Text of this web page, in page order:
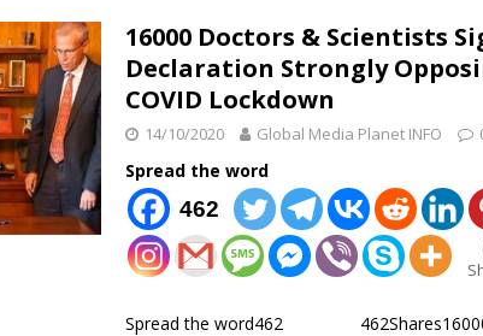
16000 Doctors & Scientists
Declaration Strongly
COVID Lockdown
14/10/2020 Global Media Planet INFO
Spread the word
462
Spread the word462